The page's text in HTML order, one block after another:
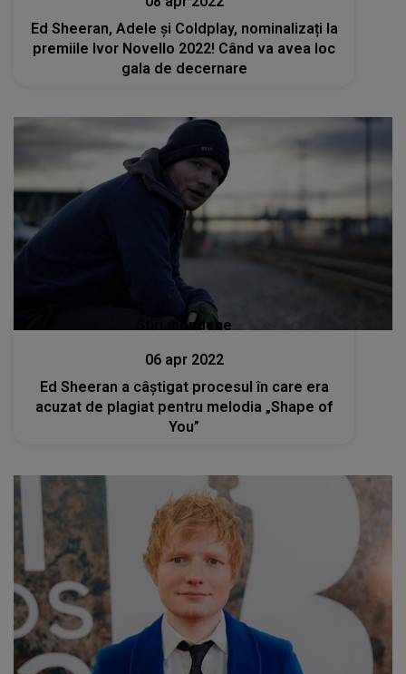
Ed Sheeran, Adele și Coldplay, nominalizați la
premiile Ivor Novello 2022! Când va avea loc
gala de decernare
Stiri mondene
06 apr 2022
Ed Sheeran a câştigat procesul în care era
acuzat de plagiat pentru melodia „Shape of
You”